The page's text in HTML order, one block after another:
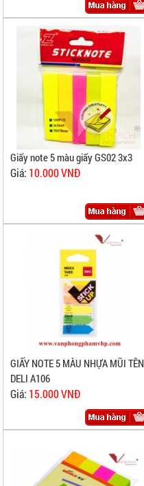
Giấy note 5 màu giấy GS02 3x3
Giá: 10.000 VNĐ
GIẤY NOTE 5 MÀU NHỰA MŨI TÊN
DELI A106
Giá: 15.000 VNĐ